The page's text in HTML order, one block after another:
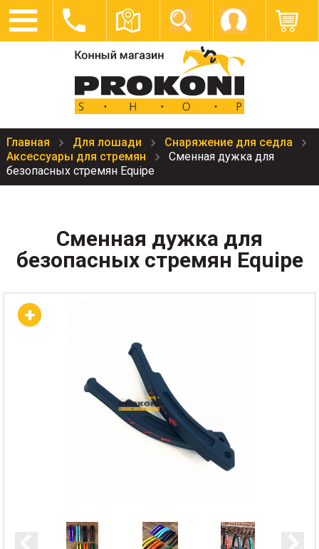
Главная Для лошади
Снаряжение для седла
Аксессуары для стремян
Сменная дужка для
безопасных стремян Equipe
Сменная дужка для
безопасных стремян Equipe